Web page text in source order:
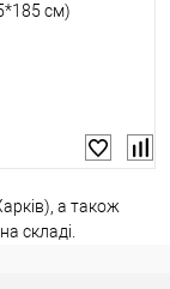
см)
а також
складі.